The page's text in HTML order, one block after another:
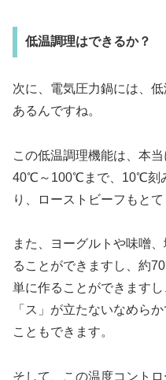
低温調理はできるか？
次に、電気圧力鍋には、
あるんですね。
この低温調理機能は、本
40℃～100℃まで、10℃刻
り、ローストビーフもと
また、ヨーグルトや味噌
ることができますし、約
単に作ることができます
「ス」が立たないなめら
こともできます。
そして、この温度コント